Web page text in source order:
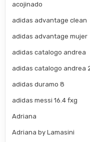
acojinado
adidas advantage clean
adidas advantage mujer
adidas catalogo andrea
adidas catalogo andrea
adidas duramo 8
adidas messi 16.4 fxg
Adriana
Adriana by Lamasini